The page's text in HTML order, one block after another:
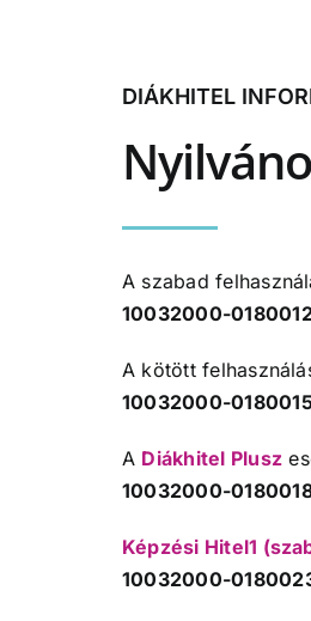
DIÁKHITEL
A szabad
10032000-
A kötött
10032000-
A Diákhitel Plusz
10032000-
Képzési Hitel1
10032000-